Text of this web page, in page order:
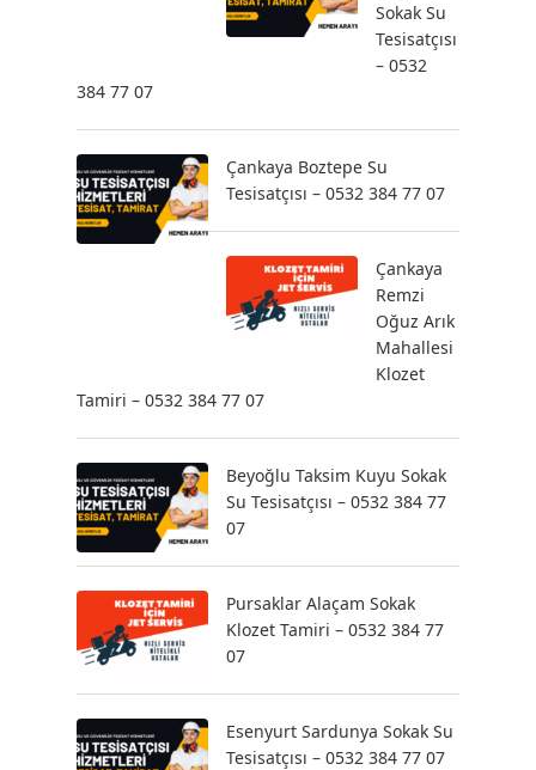
Sokak Su
Tesisatçısı
– 0532
384 77 07
Çankaya Boztepe Su
Tesisatçısı – 0532 384 77 07
Çankaya
Remzi
Oğuz Arık
Mahallesi
Klozet
Tamiri – 0532 384 77 07
Beyoğlu Taksim Kuyu Sokak
Su Tesisatçısı – 0532 384 77
07
Pursaklar Alaçam Sokak
Klozet Tamiri – 0532 384 77
07
Esenyurt Sardunya Sokak Su
Tesisatçısı – 0532 384 77 07